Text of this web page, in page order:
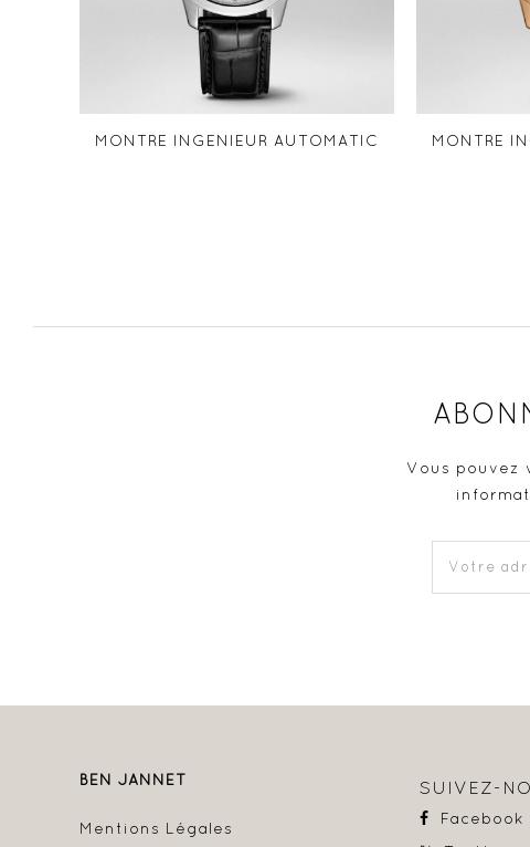
MONTRE INGENIEUR AUTOMATIC MONTRE
Vous pouvez
BEN JANNET
Mentions Légales
SUIVEZ-
Facebook